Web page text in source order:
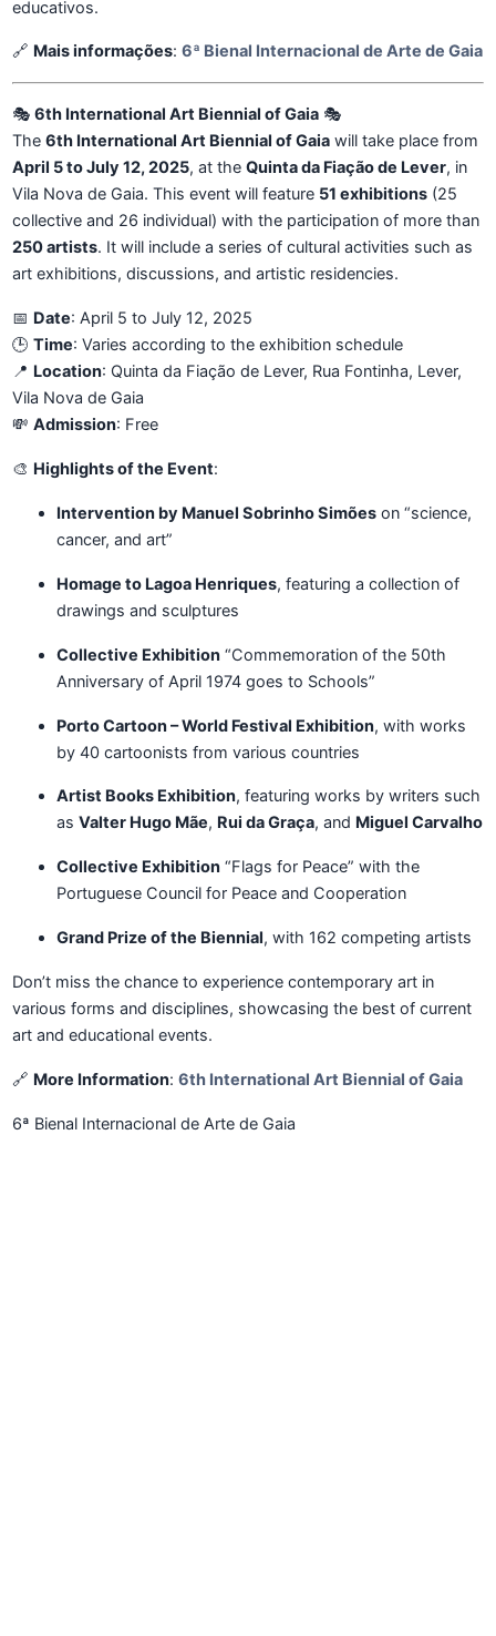
educativos.
🔗 Mais informações: 6ª Bienal Internacional de Arte de Gaia
🎭 6th International Art Biennial of Gaia 🎭
The 6th International Art Biennial of Gaia will take place from
April 5 to July 12, 2025, at the Quinta da Fiação de Lever, in
Vila Nova de Gaia. This event will feature 51 exhibitions (25
collective and 26 individual) with the participation of more than
250 artists. It will include a series of cultural activities such as
art exhibitions, discussions, and artistic residencies.
📅 Date: April 5 to July 12, 2025
🕒 Time: Varies according to the exhibition schedule
📍 Location: Quinta da Fiação de Lever, Rua Fontinha, Lever,
Vila Nova de Gaia
💸 Admission: Free
🎨 Highlights of the Event:
Intervention by Manuel Sobrinho Simões on “science,
cancer, and art”
Homage to Lagoa Henriques, featuring a collection of
drawings and sculptures
Collective Exhibition “Commemoration of the 50th
Anniversary of April 1974 goes to Schools”
Porto Cartoon – World Festival Exhibition, with works
by 40 cartoonists from various countries
Artist Books Exhibition, featuring works by writers such
as Valter Hugo Mãe, Rui da Graça, and Miguel Carvalho
Collective Exhibition “Flags for Peace” with the
Portuguese Council for Peace and Cooperation
Grand Prize of the Biennial, with 162 competing artists
Don’t miss the chance to experience contemporary art in
various forms and disciplines, showcasing the best of current
art and educational events.
🔗 More Information: 6th International Art Biennial of Gaia
6ª Bienal Internacional de Arte de Gaia